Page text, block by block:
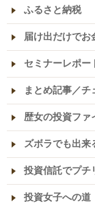
ふるさと納税
届け出だけでお
セミナーレポー
まとめ記事／チ
歴女の投資ファ
ズボラでも出来
投資信託でプチ
投資女子への道